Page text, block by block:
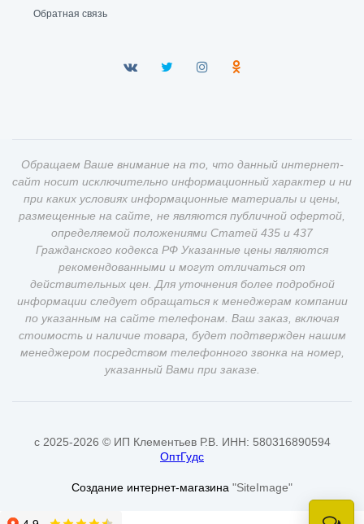
Обратная связь
Обращаем Ваше внимание на то, что данный интернет-
сайт носит исключительно информационный характер и ни
при каких условиях информационные материалы и цены,
размещенные на сайте, не являются публичной офертой,
определяемой положениями Статей 435 и 437
Гражданского кодекса РФ Указанные цены являются
рекомендованными и могут отличаться от
действительных цен. Для уточнения более подробной
информации следует обращаться к менеджерам компании
по указанным на сайте телефонам. Ваш заказ, включая
стоимость и наличие товара, будет подтвержден нашим
менеджером посредством телефонного звонка на номер,
указанный Вами при заказе.
c 2025-2026 © ИП Клементьев Р.В. ИНН: 580316890594
ОптГудс
Создание интернет-магазина "SiteImage"